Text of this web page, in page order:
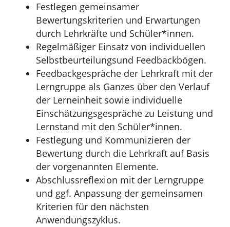
Festlegen gemeinsamer
Bewertungskriterien und Erwartungen
durch Lehrkräfte und Schüler*innen.
Regelmäßiger Einsatz von individuellen
Selbstbeurteilungsund Feedbackbögen.
Feedbackgespräche der Lehrkraft mit der
Lerngruppe als Ganzes über den Verlauf
der Lerneinheit sowie individuelle
Einschätzungsgespräche zu Leistung und
Lernstand mit den Schüler*innen.
Festlegung und Kommunizieren der
Bewertung durch die Lehrkraft auf Basis
der vorgenannten Elemente.
Abschlussreflexion mit der Lerngruppe
und ggf. Anpassung der gemeinsamen
Kriterien für den nächsten
Anwendungszyklus.